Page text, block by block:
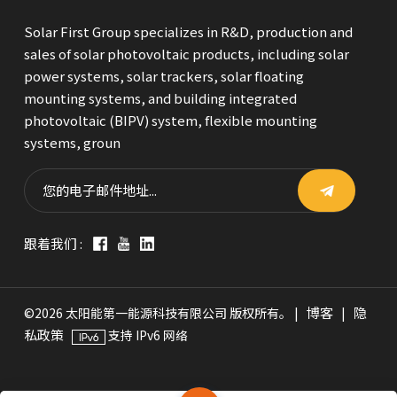
Solar First Group specializes in R&D, production and
sales of solar photovoltaic products, including solar
power systems, solar trackers, solar floating
mounting systems, and building integrated
photovoltaic (BIPV) system, flexible mounting
systems, groun
跟着我们 :
©2026 太阳能第一能源科技有限公司 版权所有。 | 博客
隐
私政策
支持 IPv6 网络